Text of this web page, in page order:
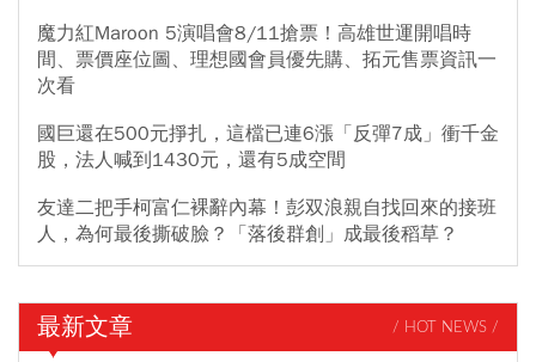
魔力紅Maroon 5演唱會8/11搶票！高雄世運開唱時
間、票價座位圖、理想國會員優先購、拓元售票資訊一
次看
國巨還在500元掙扎，這檔已連6漲「反彈7成」衝千金
股，法人喊到1430元，還有5成空間
友達二把手柯富仁裸辭內幕！彭双浪親自找回來的接班
人，為何最後撕破臉？「落後群創」成最後稻草？
最新文章 / HOT NEWS /